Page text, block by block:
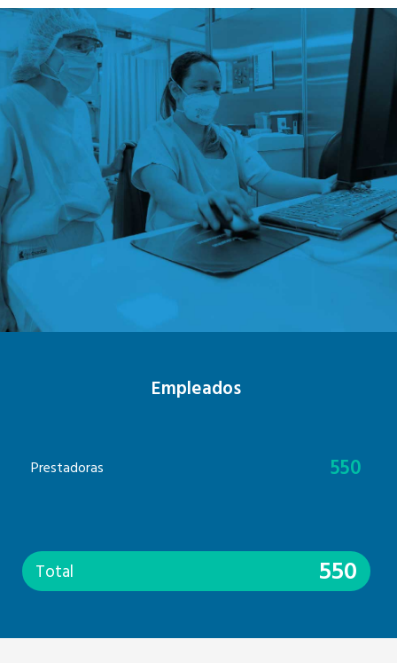
Empleados
Prestadoras 550
Total 550